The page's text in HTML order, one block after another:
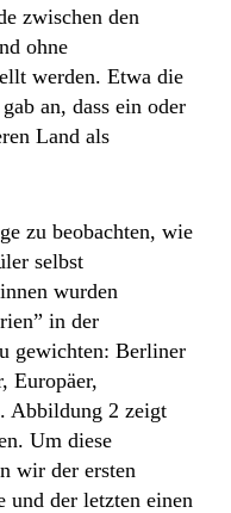
zwischen den
ohne
werden. Etwa die
an, dass ein oder
Land als
zu beobachten, wie
selbst
wurden
in der
gewichten: Berliner
Europäer,
Abbildung 2 zeigt
Um diese
wir der ersten
und der letzten einen